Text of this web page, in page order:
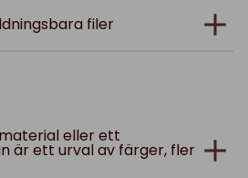
filer
eller ett
är ett urval av färger, fler